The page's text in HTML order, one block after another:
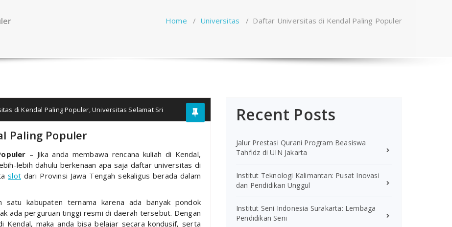
Home / Universitas / Daftar Universitas di Kendal Paling Populer
di Kendal Paling Populer,Universitas Selamat Sri
Paling Populer
– Jika anda membawa rencana kuliah di Kendal,
lebih dahulu berkenaan apa saja daftar universitas di
slot dari Provinsi Jawa Tengah sekaligus berada dalam
satu kabupaten ternama karena ada banyak pondok
ada perguruan tinggi resmi di daerah tersebut. Dengan
maka anda bisa belajar secara kondusif, serta
Recent Posts
Jalur Prestasi Qurani Program Beasiswa
Tahfidz di UIN Jakarta
Institut Teknologi Kalimantan: Pusat Inovasi
dan Pendidikan Unggul
Institut Seni Indonesia Surakarta: Lembaga
Pendidikan Seni